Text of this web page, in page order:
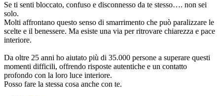
Se ti senti bloccato, confuso e disconnesso da te stesso…. non sei
solo.
Molti affrontano questo senso di smarrimento che può paralizzare le
scelte e il benessere. Ma esiste una via per ritrovare chiarezza e pace
interiore.
Da oltre 25 anni ho aiutato più di 35.000 persone a superare questi
momenti difficili, offrendo risposte autentiche e un contatto
profondo con la loro luce interiore.
Posso fare la stessa cosa anche con te.